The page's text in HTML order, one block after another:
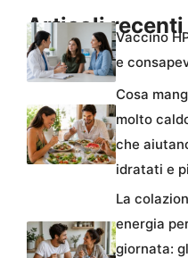
Articoli recenti
Vaccino
e
Cosa
molto
che
idratati e
La
energia
giornata: